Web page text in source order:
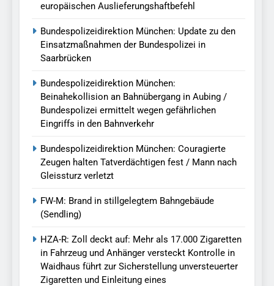
europäischen Auslieferungshaftbefehl
Bundespolizeidirektion München: Update zu den
Einsatzmaßnahmen der Bundespolizei in
Saarbrücken
Bundespolizeidirektion München:
Beinahekollision an Bahnübergang in Aubing /
Bundespolizei ermittelt wegen gefährlichen
Eingriffs in den Bahnverkehr
Bundespolizeidirektion München: Couragierte
Zeugen halten Tatverdächtigen fest / Mann nach
Gleissturz verletzt
FW-M: Brand in stillgelegtem Bahngebäude
(Sendling)
HZA-R: Zoll deckt auf: Mehr als 17.000 Zigaretten
in Fahrzeug und Anhänger versteckt Kontrolle in
Waidhaus führt zur Sicherstellung unversteuerter
Zigaretten und Einleitung eines